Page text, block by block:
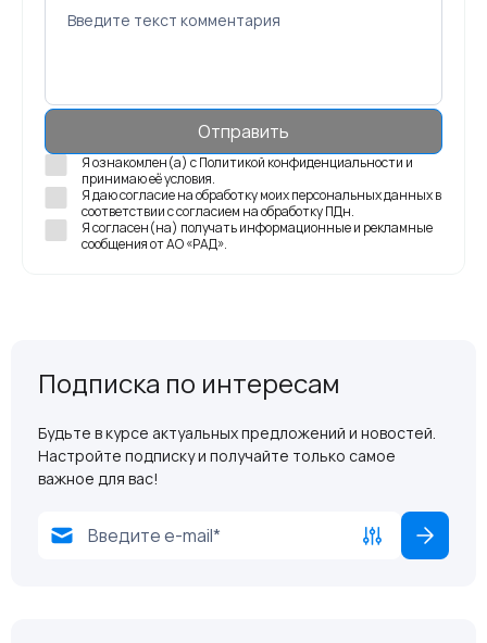
Я ознакомлен(а) сПолитикой конфиденциальности и
принимаю её условия.
Я даю согласие на обработку моих персональных данных в
соответствии ссогласием на обработку ПДн.
Я согласен(на) получатьинформационные и рекламные
сообщенияот АО «РАД».
Подписка по интересам
Будьте в курсе актуальных предложений и новостей.
Настройте подписку и получайте только самое
важное для вас!